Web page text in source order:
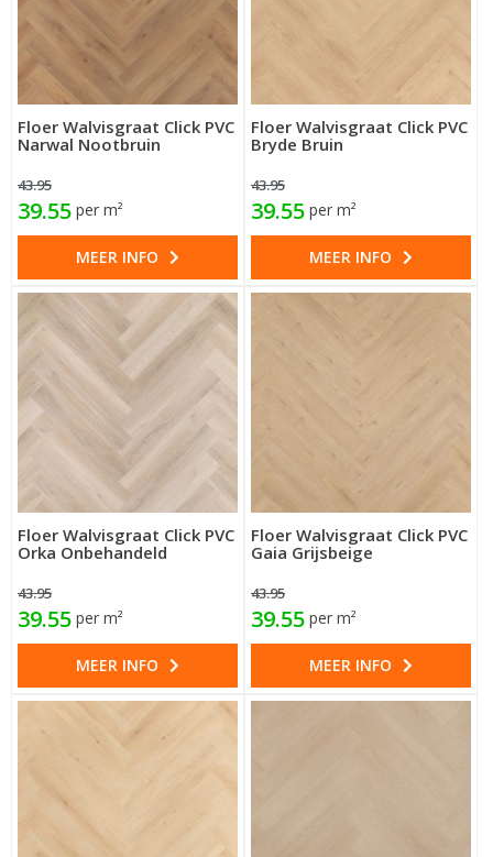
Floer Walvisgraat Click PVC
Narwal Nootbruin
43.95
39.55 per m²
MEER INFO
Floer Walvisgraat Click PVC
Bryde Bruin
43.95
39.55 per m²
MEER INFO
Floer Walvisgraat Click PVC
Orka Onbehandeld
43.95
39.55 per m²
MEER INFO
Floer Walvisgraat Click PVC
Gaia Grijsbeige
43.95
39.55 per m²
MEER INFO